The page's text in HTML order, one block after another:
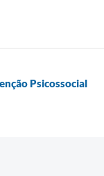
Psicossocial